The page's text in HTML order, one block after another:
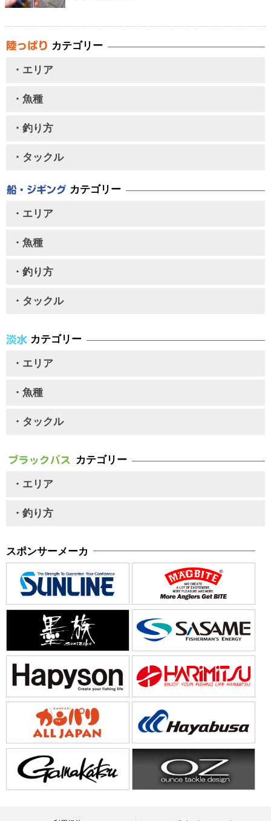
カテゴリー
・エリア
・魚種
・釣り方
・タックル
カテゴリー
・エリア
・魚種
・釣り方
・タックル
カテゴリー
・エリア
・魚種
・タックル
カテゴリー
・エリア
・釣り方
スポンサーメーカ